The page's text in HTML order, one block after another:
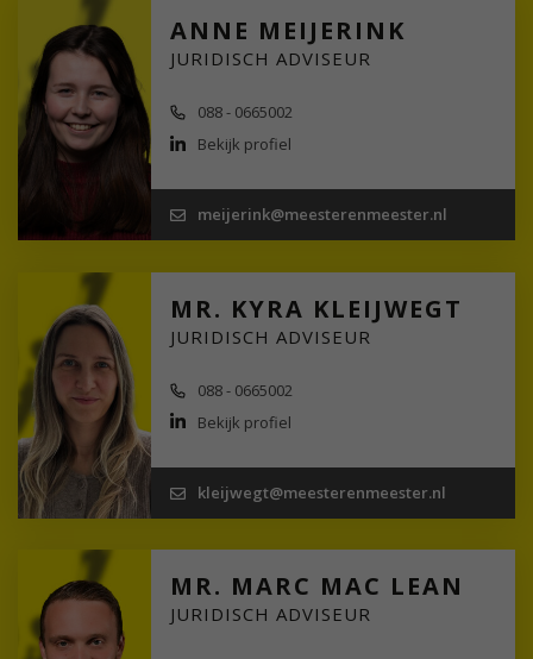
ANNE MEIJERINK
JURIDISCH ADVISEUR
088 - 0665002
Bekijk profiel
meijerink@meesterenmeester.nl
MR. KYRA KLEIJWEGT
JURIDISCH ADVISEUR
088 - 0665002
Bekijk profiel
kleijwegt@meesterenmeester.nl
MR. MARC MAC LEAN
JURIDISCH ADVISEUR